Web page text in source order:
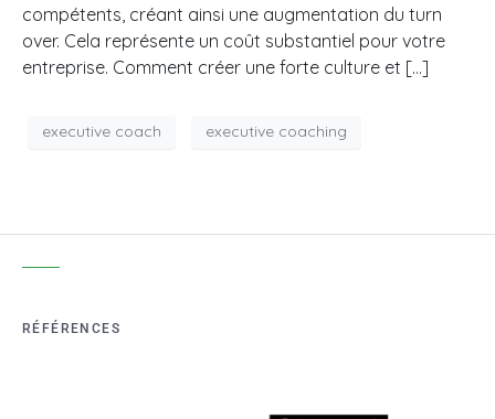
compétents, créant ainsi une augmentation du turn
over. Cela représente un coût substantiel pour votre
entreprise. Comment créer une forte culture et […]
executive coach executive coaching
RÉFÉRENCES